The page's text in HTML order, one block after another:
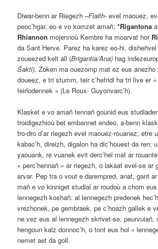
Diwar-benn ar Riegezh –Flaith- evel maouez,
peoc’hgar, eo e vo komzet amañ:*Rigantona
Rhiannon mojennoù Kembre ha moarvat hor
da Sant Herve. Parez ha karez eo-hi,
zoueezed kelt all (Brigantia/Ana) hag
Śakti).Zoken ma ouezomp mat ez eus anezho
doueez, e tri stumm, teir c’hefridi ha tri live er
teirlodennek » (Le Roux- Guyonvarc’h).
Klasket e vo amañ tennañ gounid eus
troidigezhioù bet embannet endeo, a-benn
tro-dro d’ar riegezh evel maouez-rouanez; etre
kabac’h, direizh, digalon ha dic’houest da ren;
yaouank, re vuanek evit derc’hel mat ar
« perc’hennañ » ar riegezh, o lakaat evel-se ar
arvar. Pep tra o vout e darempred, anat, gant
mañ e vo kinniget studial ar roudoù a chom
lennegezh koshañ: al lennegezh predenek
vrezhonek, pe gembraek, pe c’hoazh gallek e
ne vez eus al lennegezh skrivet-se, peurvuiañ,
hengoun kalz donnoc’h, o tont eus hol «
nemet aet da goll.